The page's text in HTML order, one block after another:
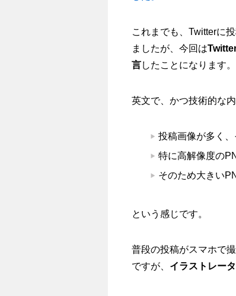
これまでも、Twitterに
ましたが、今回は
言したことになります。
英文で、かつ技術的な
投稿画像が多く
特に高解像度の
そのため大きい
という感じです。
普段の投稿がスマホで
ですが、 イラストレー